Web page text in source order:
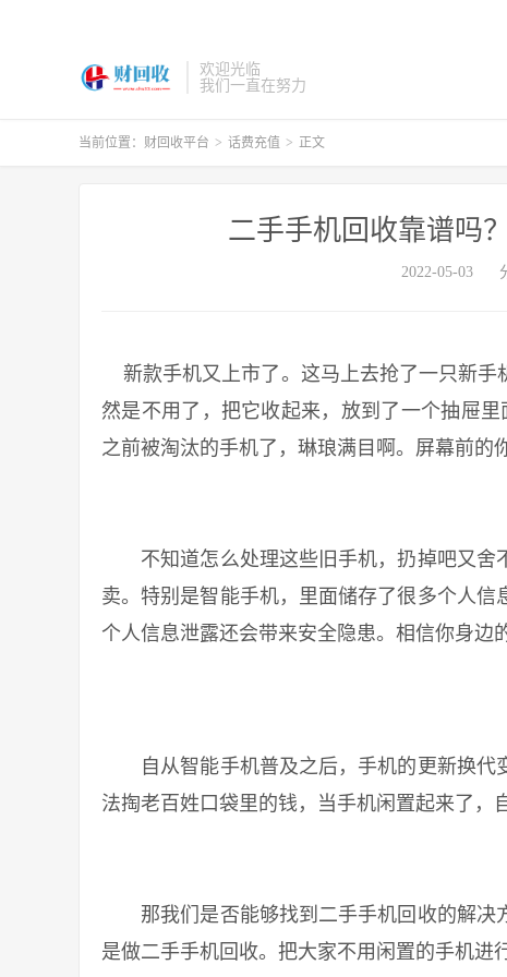
欢迎光临
我们一直在努力
当前位置： 财回收平台 > 话费充值 > 正文
二手手机回收靠谱吗
2022-05-03
新款手机又上市了。这马上去抢了一只新手
然是不用了，把它收起来，放到了一个抽屉
之前被淘汰的手机了，琳琅满目啊。屏幕前的
不知道怎么处理这些旧手机，扔掉吧又舍
卖。特别是智能手机，里面储存了很多个人信
个人信息泄露还会带来安全隐患。相信你身边
自从智能手机普及之后，手机的更新换代
法掏老百姓口袋里的钱，当手机闲置起来了，
那我们是否能够找到二手手机回收的解决
是做二手手机回收。把大家不用闲置的手机进